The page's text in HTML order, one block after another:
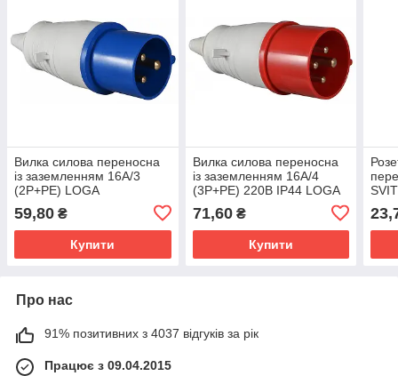
Вилка силова переносна
із заземленням 16А/3
(2Р+РЕ) LOGA
59,80 ₴
Купити
Вилка силова переносна
із заземленням 16А/4
(3Р+РЕ) 220B IP44 LOGA
71,60₴
Купити
Про нас
91% позитивних з 4037 відгуків за рік
Працює з 09.04.2015